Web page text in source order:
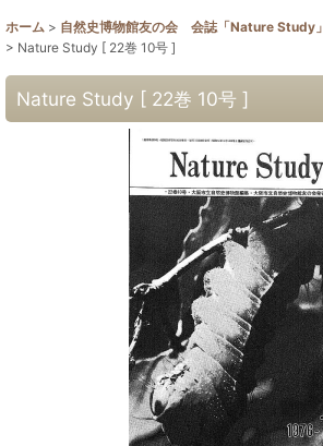
ホーム > 自然史博物館友の会 会誌「Nature Study」
> Nature Study [ 22巻 10号 ]
Nature Study [ 22巻 10号 ]